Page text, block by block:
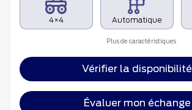
4×4 Automatique
Plus de caractéristiques
Vérifier la disponibilité
Évaluer mon échange